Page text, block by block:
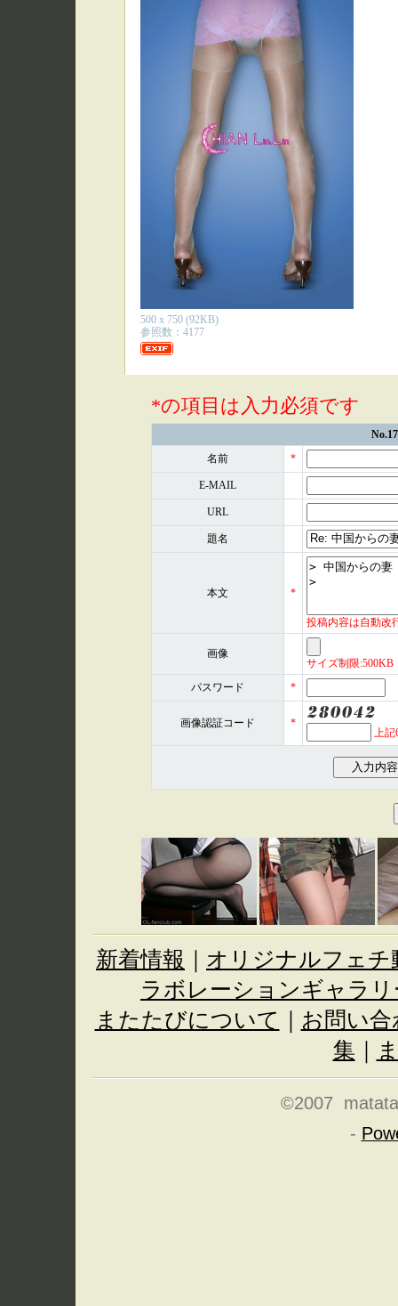
500 x 750 (92KB)
参照数：4177
*の項目は入力必須です
名前 *
E-MAIL
URL
題名
本文 *
投稿内容は自動改
画像
サイズ制限
パスワード *
画像認証コード
*
上
新着情報
オリジナルフェチ
ラボレーションギャラリ
またたびについて
お問い合
集
©2007
-